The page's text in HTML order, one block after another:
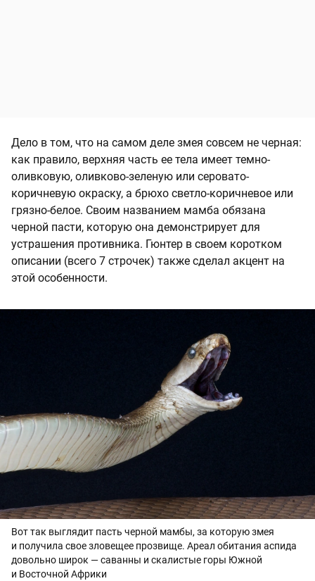
Дело в том, что на самом деле змея совсем не черная:
как правило, верхняя часть ее тела имеет темно-
оливковую, оливково-зеленую или серовато-
коричневую окраску, а брюхо светло-коричневое или
грязно-белое. Своим названием мамба обязана
черной пасти, которую она демонстрирует для
устрашения противника. Гюнтер в своем коротком
описании (всего 7 строчек) также сделал акцент на
этой особенности.
Вот так выглядит пасть черной мамбы, за которую змея
и получила свое зловещее прозвище. Ареал обитания аспида
довольно широк — саванны и скалистые горы Южной
и Восточной Африки